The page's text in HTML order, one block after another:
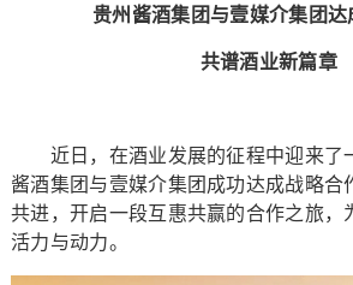
贵州酱酒集团与壹媒介集团达
共谱酒业新篇章
近日，在酒业发展的征程中迎来了
酱酒集团与壹媒介集团成功达成战略合
共进，开启一段互惠共赢的合作之旅，
活力与动力。